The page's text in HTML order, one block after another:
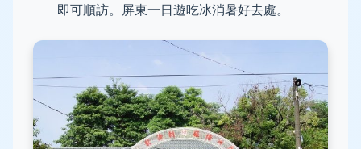
即可順訪。屏東一日遊吃冰消暑好去處。